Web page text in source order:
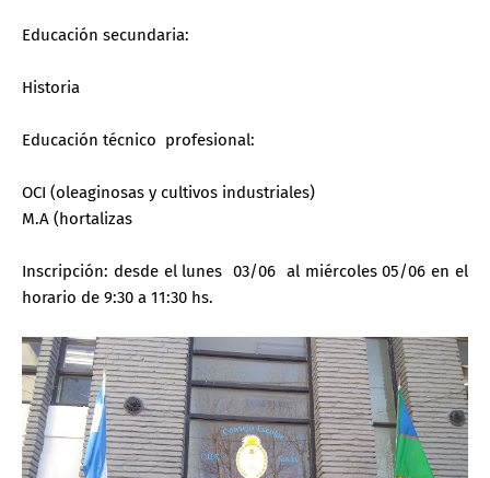
Educación secundaria:
Historia
Educación técnico profesional:
OCI (oleaginosas y cultivos industriales)
M.A (hortalizas
Inscripción: desde el lunes 03/06 al miércoles 05/06 en el
horario de 9:30 a 11:30 hs.